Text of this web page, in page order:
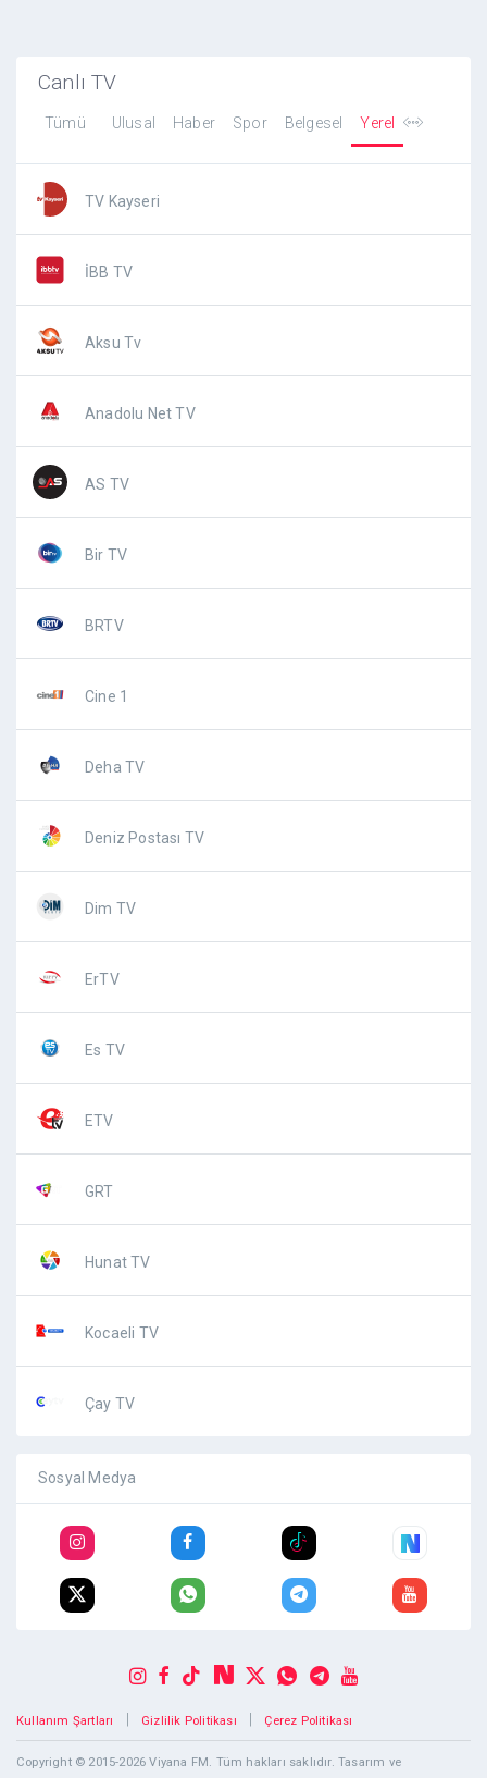
Canlı TV
Tümü Ulusal Haber Spor Belgesel Yerel
TV Kayseri
İBB TV
Aksu Tv
Anadolu Net TV
AS TV
Bir TV
BRTV
Cine 1
Deha TV
Deniz Postası TV
Dim TV
ErTV
Es TV
ETV
GRT
Hunat TV
Kocaeli TV
Çay TV
Sosyal Medya
Kullanım Şartları Gizlilik Politikası Çerez Politikası
Copyright © 2015-2026 Viyana FM. Tüm hakları saklıdır. Tasarım ve